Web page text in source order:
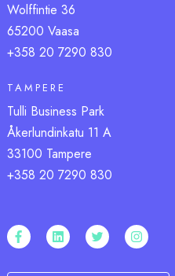
Wolffintie 36
65200 Vaasa
+358 20 7290 830
TAMPERE
Tulli Business Park
Åkerlundinkatu 11 A
33100 Tampere
+358 20 7290 830